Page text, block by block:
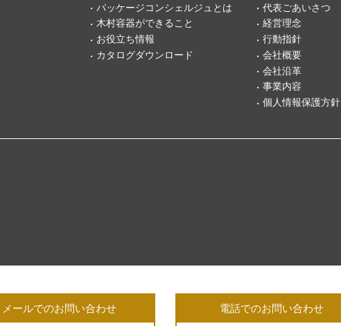
パッケージコンシェルジュとは
木村容器ができること
お役立ち情報
カタログダウンロード
代表ごあいさつ
経営理念
行動指針
会社概要
会社沿革
事業内容
個人情報保護方針
メールでのお問い合わせ 電話でのお問い合わせ